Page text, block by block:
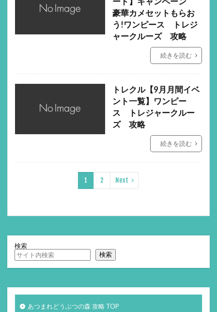
豪華カメセットもらお
う!ワンピース トレジ
ャークルーズ 攻略
続きを読む
トレクル【9月月間イベ
ント一覧】ワンピー
ス トレジャークルー
ズ 攻略
続きを読む
1 2 Next
検索
検索
あつまれどうぶつの森 攻略 TOP